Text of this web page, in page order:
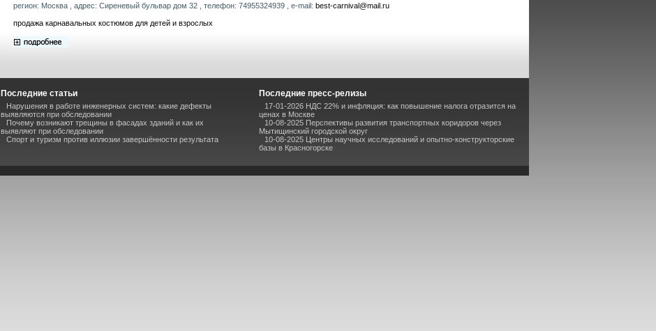
регион: Москва , адрес: Сиреневый бульвар дом 32 , телефон: 74955324939 , e-mail: best-carnival@mail.ru
продажа карнавальных костюмов для детей и взрослых
Последние статьи
Нарушения в работе инженерных систем: какие дефекты
выявляются при обследовании
Почему возникают трещины в фасадах зданий и как их
выявляют при обследовании
Спорт и туризм против иллюзии завершённости результата
Последние пресс-релизы
17-01-2026 НДС 22% и инфляция: как повышение налога отразится на
ценах в Москве
10-08-2025 Перспективы развития транспортных коридоров через
Мытищинский городской округ
10-08-2025 Центры научных исследований и опытно-конструкторские
базы в Красногорске